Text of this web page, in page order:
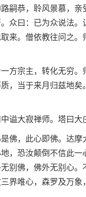
嗣恭，聆风景慕，
众曰：已为众说法
来。僧依教往问之
方宗主，转化无穷
，当于来月归兹地
谥大寂禅师。塔曰大
佛，此心即佛。达
，恐汝颠倒不信此
别佛，佛外无别心
界唯心，森罗及万象